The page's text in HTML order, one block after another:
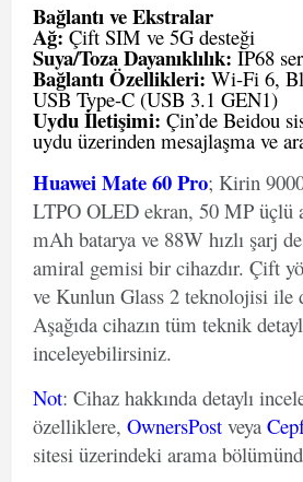
Bağlantı ve Ekstralar
Ağ:Çift SIM ve 5G desteği
Suya/Toza Dayanıklılık: IP68
Bağlantı Özellikleri: Wi-Fi 6,
USB Type-C (USB 3.1 GEN1)
Uydu İletişimi: Çin’de Beidou
uydu üzerinden mesajlaşma ve
Huawei Mate 60 Pro; Kirin
LTPO OLED ekran, 50 MP üçlü
mAh batarya ve 88W hızlı şarj
amiral gemisi bir cihazdır. Çift
ve Kunlun Glass 2 teknolojisi ile
Aşağıda cihazın tüm teknik
inceleyebilirsiniz.
Not: Cihaz hakkında detaylı
özelliklere, OwnersPost veya
sitesi üzerindeki arama